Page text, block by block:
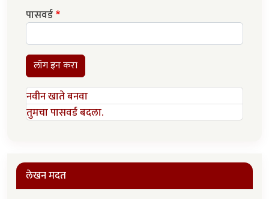
पासवर्ड
लॉग इन करा
नवीन खाते बनवा
तुमचा पासवर्ड बदला.
लेखन मदत